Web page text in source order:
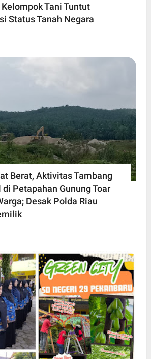
Tani Tuntut
Status Tanah Negara
Berat, Aktivitas Tambang
Petapahan Gunung Toar
Desak Polda Riau